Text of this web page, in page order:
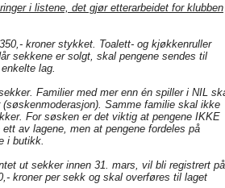
i listene, det gjør etterarbeidet for klubben
kroner stykket. Toalett- og kjøkkenruller
sekkene er solgt, skal pengene sendes til
lag.
Familier med mer enn én spiller i NIL
Samme familie skal ikke
For søsken er det viktig at pengene IKKE
av lagene, men at pengene fordeles på
i butikk.
ut sekker innen 31. mars, vil bli registrert på
kroner per sekk og skal overføres til laget